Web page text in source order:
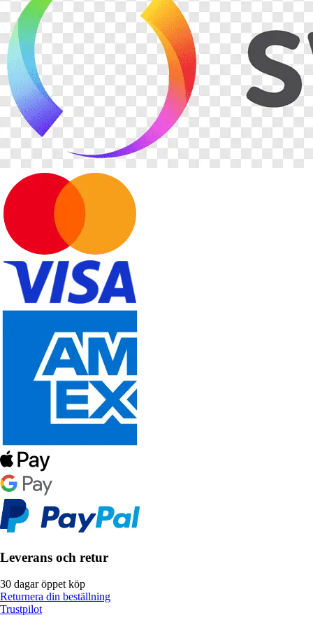
Leverans och retur
30 dagar öppet köp
Returnera din beställning
Trustpilot